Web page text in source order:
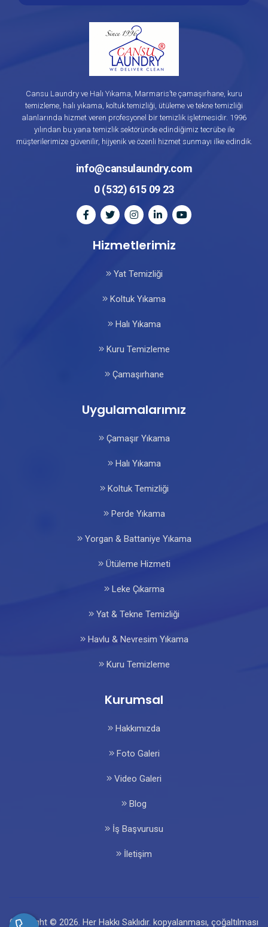
Cansu Laundry ve Halı Yıkama, Marmaris’te çamaşırhane, kuru
temizleme, halı yıkama, koltuk temizliği, ütüleme ve tekne temizliği
alanlarında hizmet veren profesyonel bir temizlik işletmesidir. 1996
yılından bu yana temizlik sektöründe edindiğimiz tecrübe ile
müşterilerimize güvenilir, hijyenik ve özenli hizmet sunmayı ilke edindik.
info@cansulaundry.com
0 (532) 615 09 23
Hizmetlerimiz
Yat Temizliği
Koltuk Yıkama
Halı Yıkama
Kuru Temizleme
Çamaşırhane
Uygulamalarımız
Çamaşır Yıkama
Halı Yıkama
Koltuk Temizliği
Perde Yıkama
Yorgan & Battaniye Yıkama
Ütüleme Hizmeti
Leke Çıkarma
Yat & Tekne Temizliği
Havlu & Nevresim Yıkama
Kuru Temizleme
Kurumsal
Hakkımızda
Foto Galeri
Video Galeri
Blog
İş Başvurusu
İletişim
Copyright © 2026. Her Hakkı Saklıdır. kopyalanması, çoğaltılması